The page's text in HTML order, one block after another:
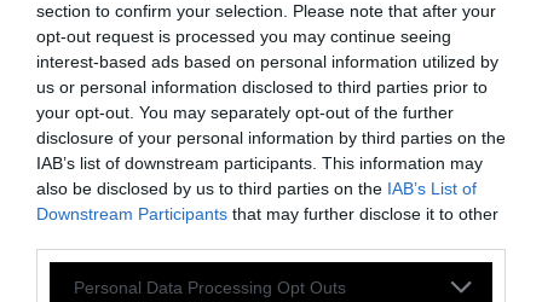
section to confirm your selection. Please note that after your
opt-out request is processed you may continue seeing
interest-based ads based on personal information utilized by
us or personal information disclosed to third parties prior to
your opt-out. You may separately opt-out of the further
disclosure of your personal information by third parties on the
IAB’s list of downstream participants. This information may
also be disclosed by us to third parties on the IAB’s List of
Downstream Participants that may further disclose it to other
Personal Data Processing Opt Outs
δεν έχουν ρεύμα…
Η κυβέρνηση συνεχίζει να φέρνει νόμους
τέρατα όπως το ρουσφετολογικό νομοσχέδιο
πουαδειάζει τους δημοσιογράφους και
αγκαλιάζει τους καναλάρχες.
Απολύσεις για τους εργαζόμενους, μείωση
του κατώτατου ορίου εργαζομένων στα